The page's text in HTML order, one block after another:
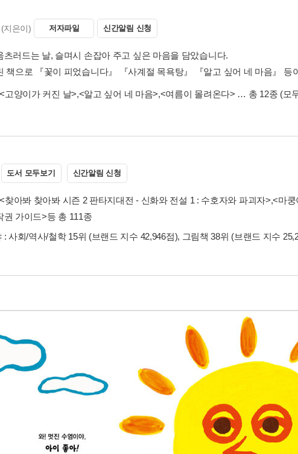
(지은이) 저자파일 신간알림 신청
츠러드는 날, 슬며시 손잡아 주고 싶은 마음을 담았습니다.
책으로 『꽃이 피었습니다』 『사계절 목욕탕』 『알고 싶어 네 마음』 등
<고양이가 커진 날>,<알고 싶어 네 마음>,<여름이 몰려온다> … 총 12종 (모
도서 모두보기 신간알림 신청
<찾아봐 찾아봐 시즌 2 판타지대전 - 신화와 전설 1 : 수호자와 파괴자>,<마쿵
권 가이드>등 총 111종
: 사회/역사/철학 15위 (브랜드 지수 42,946점), 그림책 38위 (브랜드 지수